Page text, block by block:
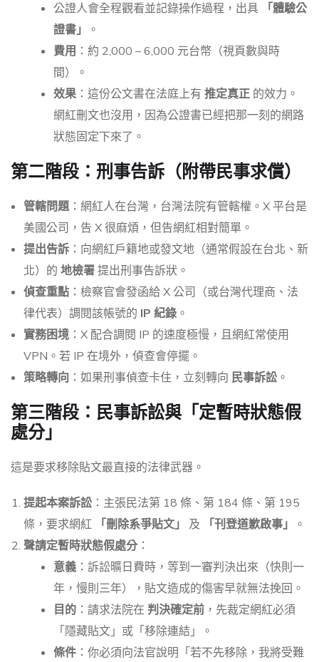
公證人會全程觀看並記錄操作過程，出具
「體驗公
證書」
。
費用 ：約 2,000 – 6,000 元台幣（視頁數與時
間）。
效果 ：這份公文書在法庭上有 推定真正 的效力。
網紅刪文也沒用，因為公證書已經把那一刻的網路
狀態固定下來了。
第二階段：刑事告訴（附帶民事求償）
管轄問題 ：網紅人在台灣，台灣法院有管轄權。X 平台是
美國公司，告 X 很麻煩，但告網紅相對簡單。
提出告訴 ：向網紅戶籍地或發文地（通常假設在台北、新
北）的 地檢署提出刑事告訴狀。
偵查重點 ：檢察官會發函給 X 公司（或台灣代理商、法
律代表）調閱該帳號的 IP 紀錄 。
實務困境 ：X 配合調閱 IP 的速度極慢，且網紅常使用
VPN。若 IP 在境外，偵查會停擺。
策略轉向 ：如果刑事偵查卡住，立刻轉向 民事訴訟 。
第三階段：民事訴訟與「定暫時狀態假
處分」
這是要求移除貼文最直接的法律武器。
提起本案訴訟 ：主張民法第 18 條、第 184 條、第 195
條，要求網紅
「刪除系爭貼文」 及 「刊登道歉啟事」
。
聲請定暫時狀態假處分 ：
意義 ：訴訟曠日費時，等到一審判決出來（快則一
年，慢則三年），貼文造成的傷害早就無法挽回。
目的 ：請求法院在 判決確定前 ，先裁定網紅必須
「隱藏貼文」或「移除連結」。
條件 ：你必須向法官說明「若不先移除，我將受難